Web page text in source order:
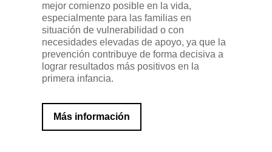
mejor comienzo posible en la vida,
especialmente para las familias en
situación de vulnerabilidad o con
necesidades elevadas de apoyo, ya que la
prevención contribuye de forma decisiva a
lograr resultados más positivos en la
primera infancia.
Más información